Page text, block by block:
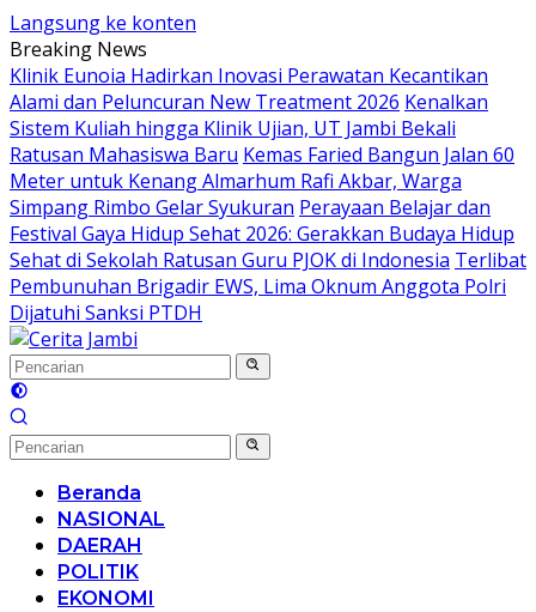
Langsung ke konten
Breaking News
Klinik Eunoia Hadirkan Inovasi Perawatan Kecantikan
Alami dan Peluncuran New Treatment 2026 Kenalkan
Sistem Kuliah hingga Klinik Ujian, UT Jambi Bekali
Ratusan Mahasiswa Baru Kemas Faried Bangun Jalan 60
Meter untuk Kenang Almarhum Rafi Akbar, Warga
Simpang Rimbo Gelar Syukuran Perayaan Belajar dan
Festival Gaya Hidup Sehat 2026: Gerakkan Budaya Hidup
Sehat di Sekolah Ratusan Guru PJOK di Indonesia Terlibat
Pembunuhan Brigadir EWS, Lima Oknum Anggota Polri
Dijatuhi Sanksi PTDH
Beranda
NASIONAL
DAERAH
POLITIK
EKONOMI